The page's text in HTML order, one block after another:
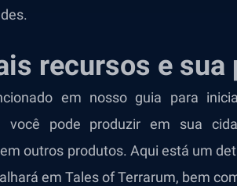
recursos e sua
em nosso guia para
você pode produzir em sua
outros produtos. Aqui está um
em Tales of Terrarum, bem